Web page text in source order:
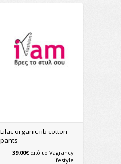
Lilac organic rib cotton
pants
39.00€από το Vagrancy
Lifestyle